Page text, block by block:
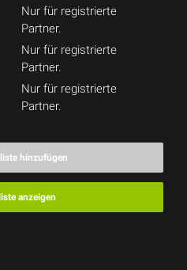
Nur für registrierte
Partner.
Nur für registrierte
Partner.
Nur für registrierte
Partner.
hinzufügen
anzeigen